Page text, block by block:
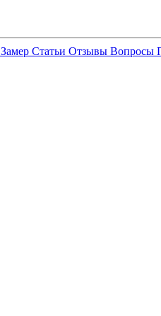
Замер Статьи Отзывы Вопросы